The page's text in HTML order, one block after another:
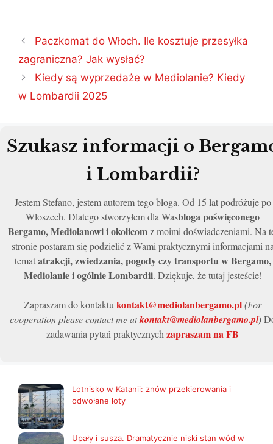
Nawigacja
wpisu
Paczkomat do Włoch. Ile kosztuje przesyłka
zagraniczna? Jak wysłać?
Kiedy są wyprzedaże w Mediolanie? Kiedy
w Lombardii 2025
Szukasz informacji o
i Lombardii?
Jestem Stefano, jestem autorem tego bloga. Od 15 lat podróżuje po
Włoszech. Dlatego stworzyłem dla Wasbloga poświęconego
Bergamo, Mediolanowi i okolicomz moimi doświadczeniami. Na
stronie postaram się podzielić z Wami praktycznymi informacjami
tematatrakcji, zwiedzania, pogody czy transportu w Bergamo,
Mediolanie i ogólnie Lombardii. Dziękuje, że tutaj jesteście!
Zapraszam do kontaktukontakt@mediolanbergamo.pl(For
cooperation please contact me atkontakt@mediolanbergamo.pl)
zadawania pytań praktycznychzapraszam na FB
Lotnisko w Katanii: znów przekierowania i
odwołane loty
Upały i susza. Dramatycznie niski stan wód w